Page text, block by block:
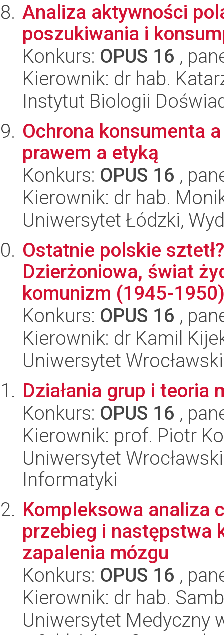
Analiza aktywności
poszukiwania i
Konkurs: OPUS 16 ,
Kierownik: dr hab.
Instytut Biologii
Ochrona konsumenta
prawem a etyką
Konkurs: OPUS 16 ,
Kierownik: dr hab.
Uniwersytet Łódzki,
Ostatnie polskie
Dzierżoniowa, świat
komunizm (1945-
Konkurs: OPUS 16 ,
Kierownik: dr Kamil
Uniwersytet
Działania grup i teoria
Konkurs: OPUS 16 ,
Kierownik: prof. Piotr
Uniwersytet
Informatyki
Kompleksowa analiza
przebieg i następstwa
zapalenia mózgu
Konkurs: OPUS 16 ,
Kierownik: dr hab.
Uniwersytet Medyczny